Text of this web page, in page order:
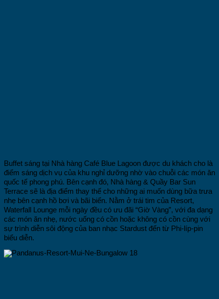
Buffet sáng tại Nhà hàng Café Blue Lagoon được du khách cho là
điểm sáng dịch vụ của khu nghỉ dưỡng nhờ vào chuỗi các món ăn
quốc tế phong phú. Bên cạnh đó, Nhà hàng & Quầy Bar Sun
Terrace sẽ là địa điểm thay thế cho những ai muốn dùng bữa trưa
nhẹ bên cạnh hồ bơi và bãi biển. Nằm ở trái tim của Resort,
Waterfall Lounge mỗi ngày đều có ưu đãi “Giờ Vàng”, với đa dạng
các món ăn nhẹ, nước uống có cồn hoặc không có cồn cùng với
sự trình diễn sôi động của ban nhạc Stardust đến từ Phi-líp-pin
biểu diễn.